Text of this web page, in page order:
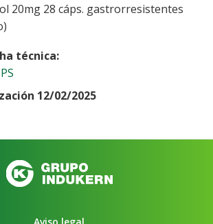
20mg 28 cáps. gastrorresistentes
técnica
12/02/2025